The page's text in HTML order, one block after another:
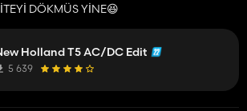
DÖKMÜS YİNE😆
Holland T5 AC/DC Edit
5 639